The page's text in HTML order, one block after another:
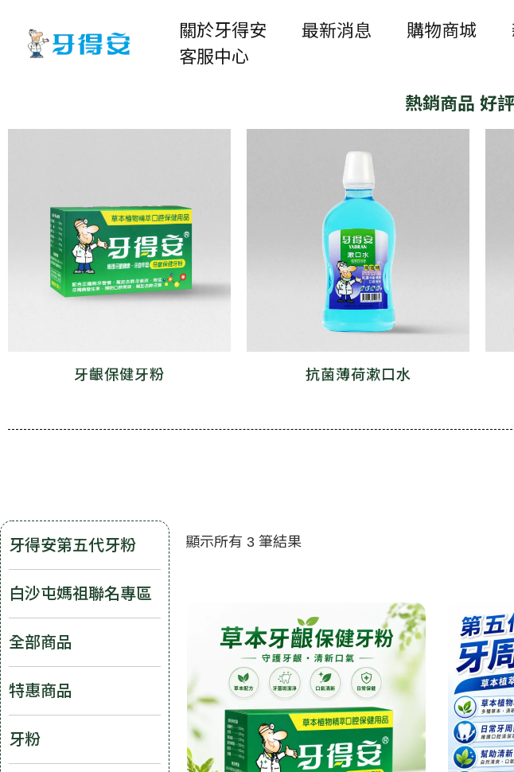
關於牙得安 最新消息 購物商城
客服中心
熱銷商品 好
牙齦保健牙粉 抗菌薄荷漱口水
牙得安第五代牙粉
白沙屯媽祖聯名專區
全部商品
特惠商品
牙粉
顯示所有 3 筆結果